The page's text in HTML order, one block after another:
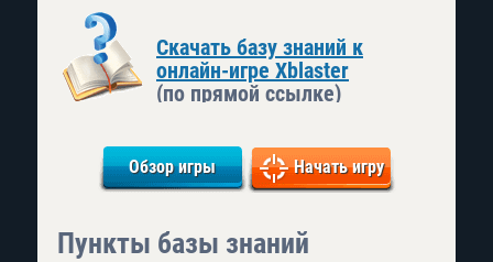
Скачать базу знаний к
онлайн-игре Xblaster
(по прямой ссылке)
Обзор игры Начать игру
Пункты базы знаний